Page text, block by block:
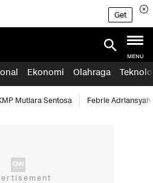
Get
MENU
Ekonomi Olahraga
Mutiara Sentosa Febrie Adriansyah